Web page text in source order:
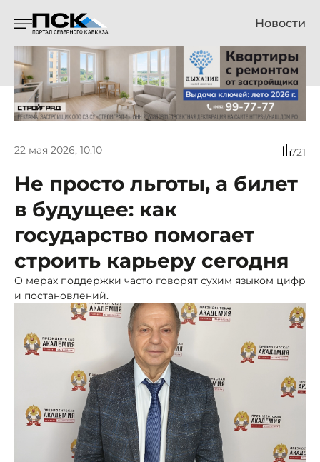
Новости
22 мая 2026, 10:10 721
Не просто льготы, а билет
в будущее: как
государство помогает
строить карьеру сегодня
О мерах поддержки часто говорят сухим языком цифр
и постановлений.